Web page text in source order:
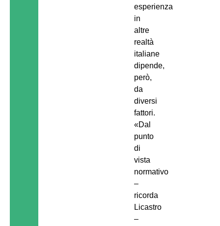
esperienza
in
altre
realtà
italiane
dipende,
però,
da
diversi
fattori.
«Dal
punto
di
vista
normativo
–
ricorda
Licastro
–